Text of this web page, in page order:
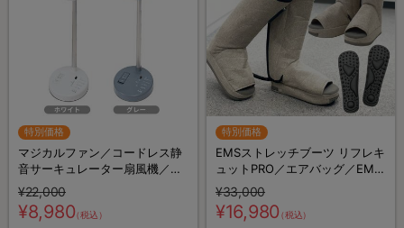
特別価格
マジカルファン／コードレス静
音サーキュレーター扇風機／大
容量バッテリー／20,000ｍAh
¥22,000
¥8,980（税込）
特別価格
EMSストレッチブーツ リフレキ
ュットPRO／エアバッグ／EMS
搭載／ブーツ型リラクゼーショ
ン機器
¥33,000
¥16,980（税込）